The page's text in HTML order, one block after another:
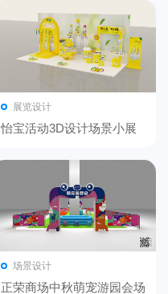
展览设计
怡宝活动3D设计场景小展
场景设计
正荣商场中秋萌宠游园会场